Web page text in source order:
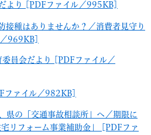
より [PDFファイル／995KB]
接種はありませんか？／消費者見守り
969KB]
員会だより [PDFファイル／
ファイル／982KB]
県の「交通事故相談所」へ／期限に
リフォーム事業補助金」 [PDFファ